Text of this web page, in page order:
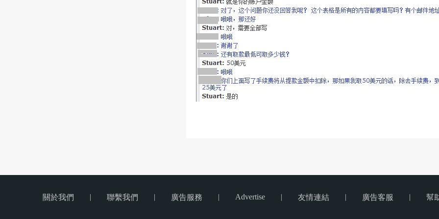
關於我們 | 聯繫我們 | 廣告服務 | Advertise | 友情連結 | 廣告客服 | 幫